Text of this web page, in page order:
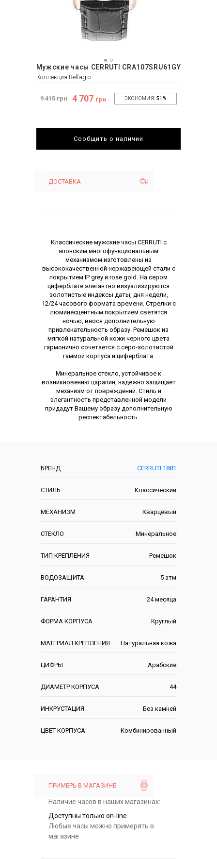
Мужские часы CERRUTI CRA107SRU61GY
Коллекция Bellagio
9 415 грн 4 707 грн ЭКОНОМИЯ:51%
Сообщить о наличии
ДОСТАВКА
БРЕНД CERRUTI 1881
СТИЛЬ Классический
МЕХАНИЗМ Кварцевый
СТЕКЛО Минеральное
ТИП КРЕПЛЕНИЯ Ремешок
ВОДОЗАЩИТА 5 атм
ГАРАНТИЯ 24 месяца
ФОРМА КОРПУСА Круглый
МАТЕРИАЛ КРЕПЛЕНИЯ Натуральная кожа
ЦИФРЫ Арабские
ДИАМЕТР КОРПУСА 44
ИНКРУСТАЦИЯ Без камней
ЦВЕТ КОРПУСА Комбинированный
Описание
Классические мужские часы CERRUTI с
японским многофункциональным
механизмом изготовлены из
высококачественной нержавеющей стали с
покрытием IP grey и rose gold. На сером
циферблате элегантно визуализируются
золотистые индексы даты, дня недели,
12/24 часового формата времени. Стрелки с
люминесцентным покрытием светятся
ночью, внося дополнительную
привлекательность образу. Ремешок из
мягкой натуральной кожи черного цвета
гармонично сочетается с серо-золотистой
гаммой корпуса и циферблата.
Минеральное стекло, устойчивое к
возникновению царапин, надежно защищает
механизм от повреждений. Стиль и
элегантность представленной модели
придадут Вашему образу дополнительную
респектабельность.
ПРИМЕРЬ В МАГАЗИНЕ
Наличие часов в наших магазинах:
Доступны только on-line
Любые часы можно примерять в
магазине